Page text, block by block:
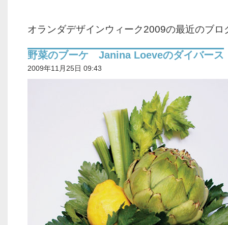
オランダデザインウィーク2009の最近のブロ
野菜のブーケ Janina Loeveのダイバース
2009年11月25日 09:43